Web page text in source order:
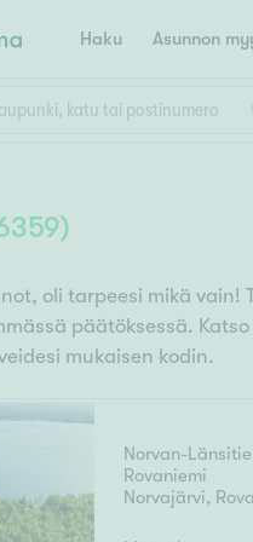
Haku Asunnon
Hyvinkää
)
oli tarpeesi mikä vain!
päätöksessä.
mukaisen kodin.
Norvan-
Rovaniemi
Norvajärvi,